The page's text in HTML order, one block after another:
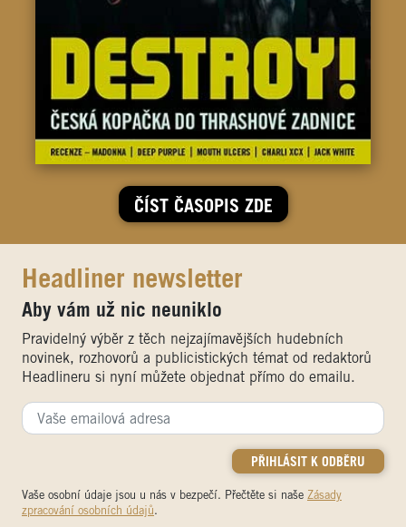
ČÍST ČASOPIS ZDE
Headliner newsletter
Aby vám už nic neuniklo
Pravidelný výběr z těch nejzajímavějších hudebních
novinek, rozhovorů a publicistických témat od redaktorů
Headlineru si nyní můžete objednat přímo do emailu.
Vaše osobní údaje jsou u nás v bezpečí. Přečtěte si naše Zásady
zpracování osobních údajů.